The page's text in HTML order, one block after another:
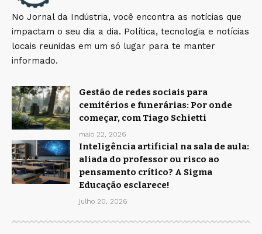
No Jornal da Indústria, você encontra as notícias que
impactam o seu dia a dia. Política, tecnologia e notícias
locais reunidas em um só lugar para te manter
informado.
Gestão de redes sociais para
cemitérios e funerárias: Por onde
começar, com Tiago Schietti
maio 22, 2026
Inteligência artificial na sala de aula:
aliada do professor ou risco ao
pensamento crítico? A Sigma
Educação esclarece!
julho 20, 2026